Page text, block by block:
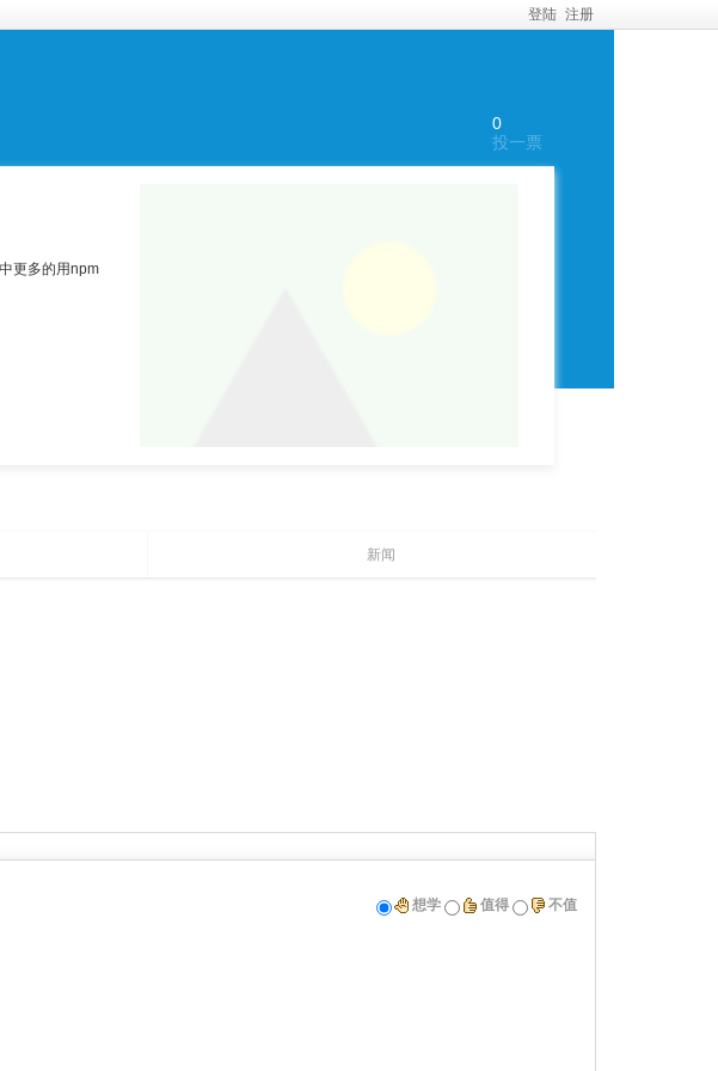
登陆 注册
0
投一票
更多的用npm
新闻
想学
值得 不值